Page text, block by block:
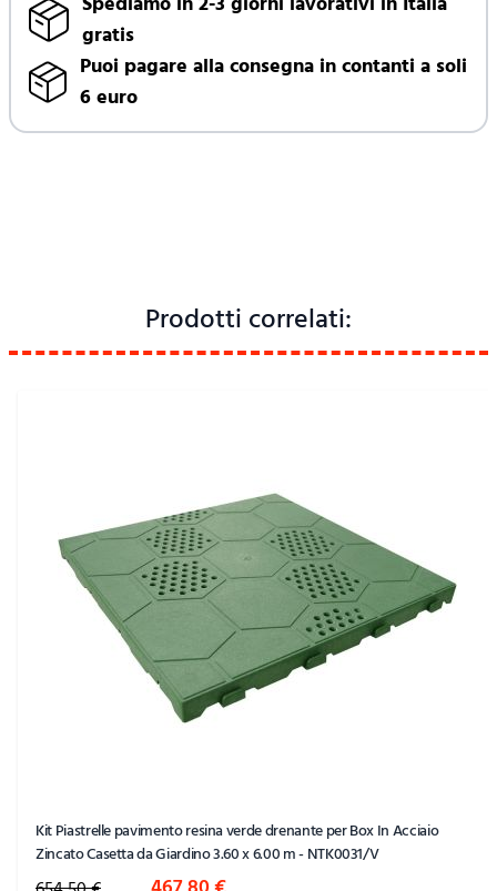
gratis
Puoi pagare alla consegna in contanti a soli
6 euro
Prodotti correlati:
Kit Piastrelle pavimento resina verde drenante per Box In Acciaio
Zincato Casetta da Giardino 3.60 x 6.00 m - NTK0031/V